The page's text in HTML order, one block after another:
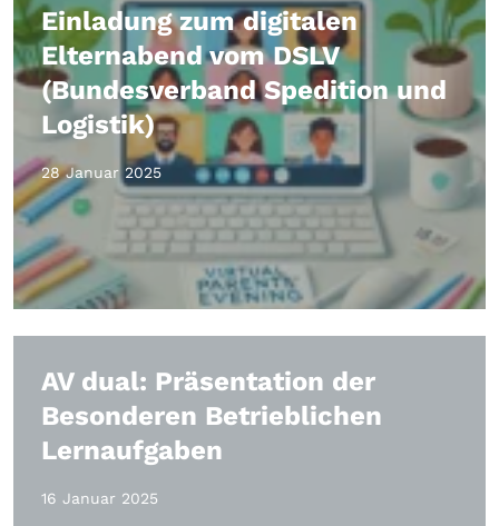
Einladung zum digitalen
Elternabend vom DSLV
(Bundesverband Spedition und
Logistik)
28 Januar 2025
AV dual: Präsentation der
Besonderen Betrieblichen
Lernaufgaben
16 Januar 2025